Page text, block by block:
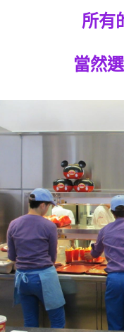
所有
當然